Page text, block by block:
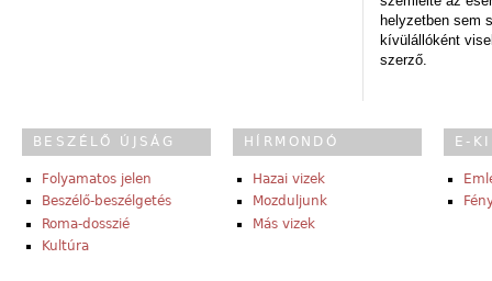
helyzetben sem
kívülállóként
szerző.
BESZÉLŐ ÚJSÁG
Folyamatos jelen
Beszélő-beszélgetés
Roma-dosszié
Kultúra
HÍRMONDÓ
Hazai vizek
Mozduljunk
Más vizek
E-